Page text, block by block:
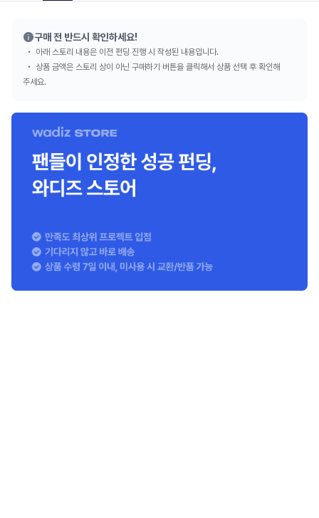
구매 전 반드시 확인하세요!
아래 스토리 내용은 이전 펀딩 진행 시 작성된 내용입니다.
상품 금액은 스토리 상이 아닌 구매하기 버튼을 클릭해서 상품 선택 후 확인해
주세요.